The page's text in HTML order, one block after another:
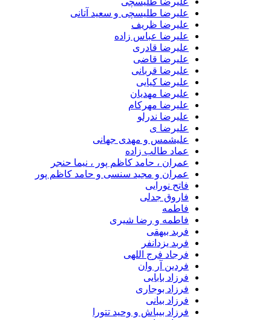
علیرضا طلیسچی و سعید آتانی
علیرضا ظریف
علیرضا عباس زاده
علیرضا قادری
علیرضا قاضی
علیرضا قربانی
علیرضا کیایی
علیرضا مهدیان
علیرضا مهرکام
علیرضا ندرلو
علیرضا ی
علیشمس و مهدی جهانی
عماد طالب زاده
عمران ، حامد کاظم پور ، نیما حنجر
عمران و مجید سنسی و حامد کاظم پور
فاتح نورایی
فاروق جدلی
فاطمه
فاطمه و رضا شیری
فربد بیهقی
فربد یزدانفر
فرجاد فرج اللهی
فردین آر وان
فرزاد بابایی
فرزاد بوجاری
فرزاد بیانی
فرزاد بیباش و وحید تتورا